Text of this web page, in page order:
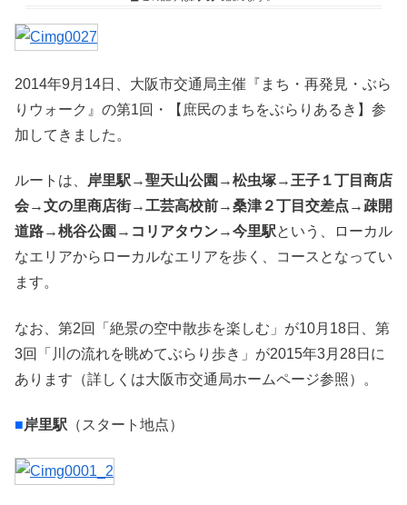
2014年9月14日、大阪市交通局主催『まち・再発見・ぶら
りウォーク』の第1回・【庶民のまちをぶらりあるき】参
加してきました。
ルートは、 岸里駅 →聖天山公園 →松虫塚→ 王子１丁目商店
会→文の里商店街→工芸高校前→桑津２丁目交差点 → 疎開
道路→桃谷公園 → コリアタウン→今里駅という、ローカル
なエリアからローカルなエリアを歩く、コースとなってい
ます。
なお、第2回「絶景の空中散歩を楽しむ」が10月18日、第
3回「川の流れを眺めてぶらり歩き」が2015年3月28日に
あります（詳しくは大阪市交通局ホームページ参照）。
■岸里駅 （スタート地点）